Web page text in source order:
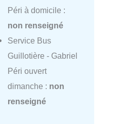
Péri à domicile :
non renseigné
Service Bus
Guillotière - Gabriel
Péri ouvert
dimanche : non
renseigné